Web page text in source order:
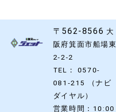
〒562-8566 大
阪府箕面市船場東
2-2-2
TEL： 0570-
081-215 （ナビ
ダイヤル）
営業時間：10:00